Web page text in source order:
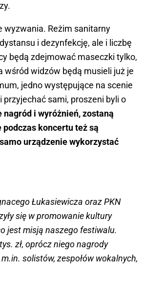
wyzwania. Reżim sanitarny
i dezynfekcję, ale i liczbę
będą zdejmować maseczki tylko,
wśród widzów będą musieli już je
jedno występujące na scenie
sami, proszeni byli o
i wyróżnień, zostaną
koncertu też są
urządzenie wykorzystać
Łukasiewicza oraz PKN
się w promowanie kultury
jest misją naszego festiwalu.
zł, oprócz niego nagrody
solistów, zespołów wokalnych,